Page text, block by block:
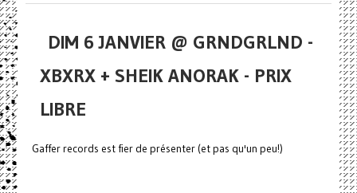
DIM 6 JANVIER @ GRNDGRLND -
XBXRX + SHEIK ANORAK - PRIX
LIBRE
Gaffer records est fier de présenter (et pas qu'un peu!)